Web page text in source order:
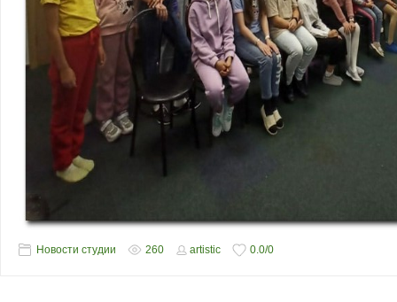
Новости студии 260 artistic 0.0/0